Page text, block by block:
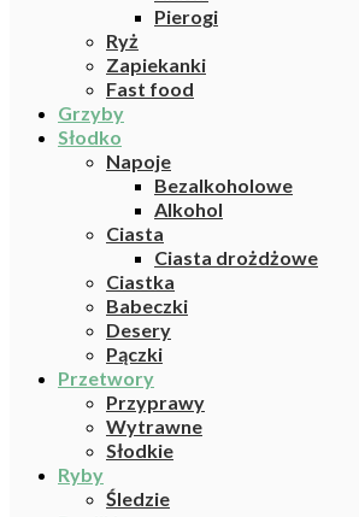
Pierogi
Ryż
Zapiekanki
Fast food
Grzyby
Słodko
Napoje
Bezalkoholowe
Alkohol
Ciasta
Ciasta drożdżowe
Ciastka
Babeczki
Desery
Pączki
Przetwory
Przyprawy
Wytrawne
Słodkie
Ryby
Śledzie